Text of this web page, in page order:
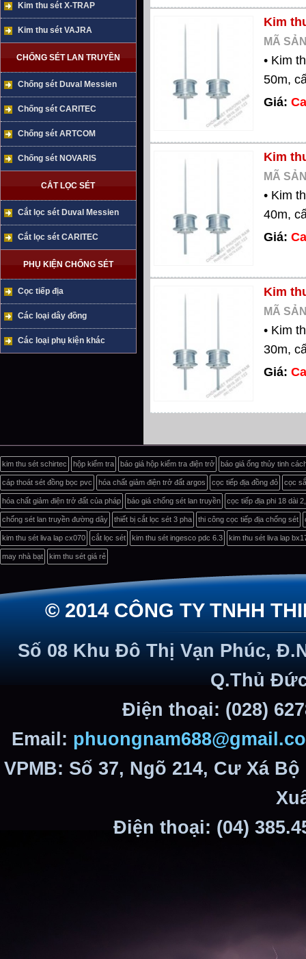
Kim thu sét X-TRAP
Kim thu sét VAJRA
CHỐNG SÉT LAN TRUYỀN
Chống sét Duval Messien
Chống sét CARITEC
Chống sét ARTCOM
Chống sét NOVARIS
CẮT LỌC SÉT
Cắt lọc sét Duval Messien
Cắt lọc sét CARITEC
PHỤ KIỆN CHỐNG SÉT
Cọc tiếp địa
Các loại dây đồng
Các loại phụ kiện khác
Kim
MÃ
• Kim
50m,
Giá:
Kim
MÃ
• Kim
40m,
Giá:
Kim
MÃ
• Kim
30m,
Giá:
kim thu sét schirtec hộp kiểm tra báo giá hộp kiểm tra điện trở báo giá ống thủy tinh
cáp thoát sét đồng bọc pvc hóa chất giảm điện trở đất argos cọc tiếp địa đồng đỏ cọc
hóa chất giảm điện trở đất của pháp báo giá chống sét lan truyền cọc tiếp địa phi 18 dài
chống sét lan truyền đường dây thiết bị cắt lọc sét 3 pha thi công cọc tiếp địa chống sét
kim thu sét liva lap cx070 cắt lọc sét kim thu sét ingesco pdc 6.3 kim thu sét liva lap
may nhà bạt kim thu sét giá rẻ
© 2014 CÔNG TY TNHH
Số 08 Khu Đô Thị Vạn Phúc,
Q.Thủ
Điện thoại: (028)
Email:
VPMB: Số 37, Ngõ 214, Cư Xá
Điện thoại: (04)